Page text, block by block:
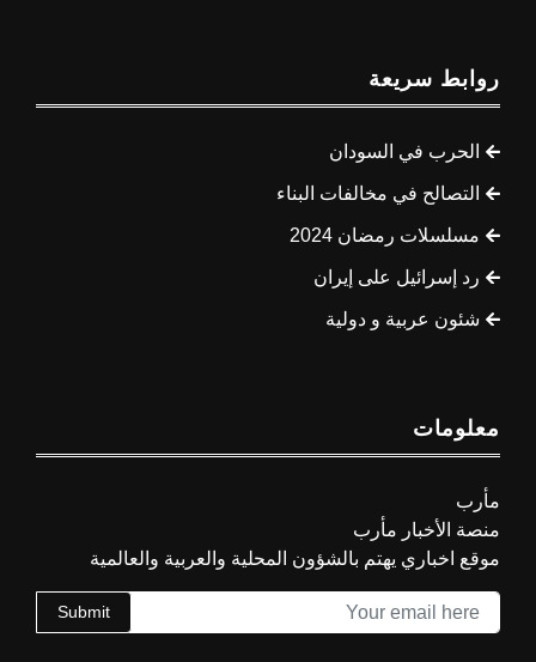
روابط سريعة
الحرب في السودان
التصالح في مخالفات البناء
مسلسلات رمضان 2024
رد إسرائيل على إيران
شئون عربية و دولية
معلومات
مأرب
منصة الأخبار مأرب
موقع اخباري يهتم بالشؤون المحلية والعربية والعالمية
Submit